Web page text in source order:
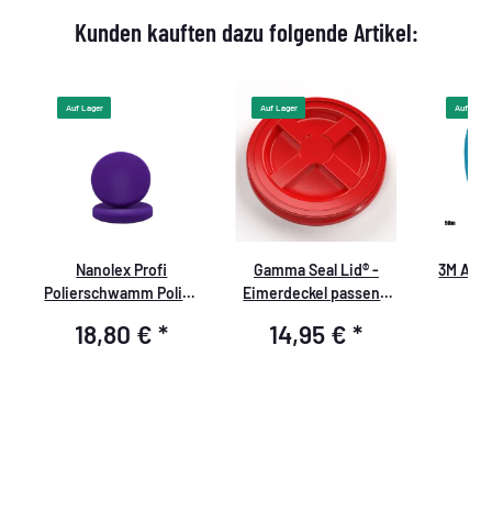
Kunden kauften dazu folgende Artikel:
Auf Lager
Nanolex Profi
Polierschwamm Polish
Lila x2
18,80 €*
Auf Lager
Gamma Seal Lid® -
Eimerdeckel passend
Buckets, Rot
14,95 €*
Auf Lager
3M